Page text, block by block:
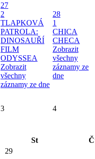
27
2
TLAPKOVÁ
PATROLA:
DINOSAUŘÍ
FILM
ODYSSEA
Zobrazit
všechny
záznamy ze dne
28
1
CHICA
CHECA
Zobrazit
všechny
záznamy ze
dne
3 4
St
29